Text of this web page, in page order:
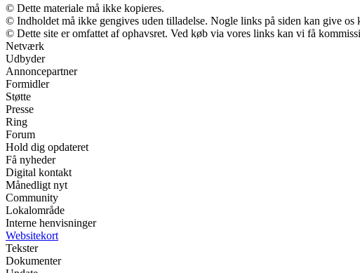
© Dette materiale må ikke kopieres.
© Indholdet må ikke gengives uden tilladelse. Nogle links på siden kan give os
© Dette site er omfattet af ophavsret. Ved køb via vores links kan vi få
Netværk
Udbyder
Annoncepartner
Formidler
Støtte
Presse
Ring
Forum
Hold dig opdateret
Få nyheder
Digital kontakt
Månedligt nyt
Community
Lokalområde
Interne henvisninger
Websitekort
Tekster
Dokumenter